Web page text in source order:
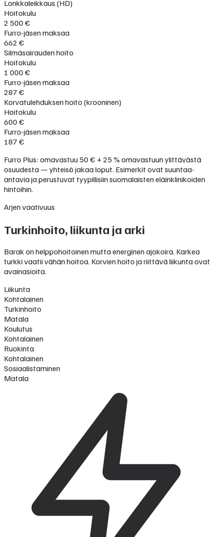
Lonkkaleikkaus (HD)
Hoitokulu
2 500 €
Furro-jäsen maksaa
662 €
Silmäsairauden hoito
Hoitokulu
1 000 €
Furro-jäsen maksaa
287 €
Korvatulehduksen hoito (krooninen)
Hoitokulu
600 €
Furro-jäsen maksaa
187 €
Furro Plus: omavastuu 50 € + 25 % omavastuun ylittävästä
osuudesta — yhteisö jakaa loput. Esimerkit ovat suuntaa-
antavia ja perustuvat tyypillisiin suomalaisten eläinklinikoiden
hintoihin.
Arjen vaativuus
Turkinhoito, liikunta ja arki
Barak on helppohoitoinen mutta energinen ajokoira. Karkea
turkki vaatii vähän hoitoa. Korvien hoito ja riittävä liikunta ovat
avainasioita.
Liikunta
Kohtalainen
Turkinhoito
Matala
Koulutus
Kohtalainen
Ruokinta
Kohtalainen
Sosiaalistaminen
Matala